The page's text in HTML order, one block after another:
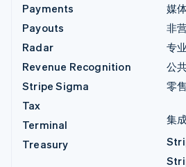
Payments
Payouts
Radar
Revenue Recognition
Stripe Sigma
Tax
Terminal
Treasury
媒
非
专
公
零售
集